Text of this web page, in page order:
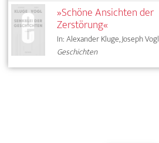
»Schöne Ansichten der
Zerstörung«
In: Alexander Kluge, Joseph
Geschichten